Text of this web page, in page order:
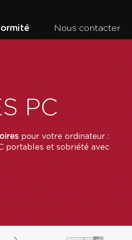
Nous contacter
PC
pour votre ordinateur :
portables et sobriété avec